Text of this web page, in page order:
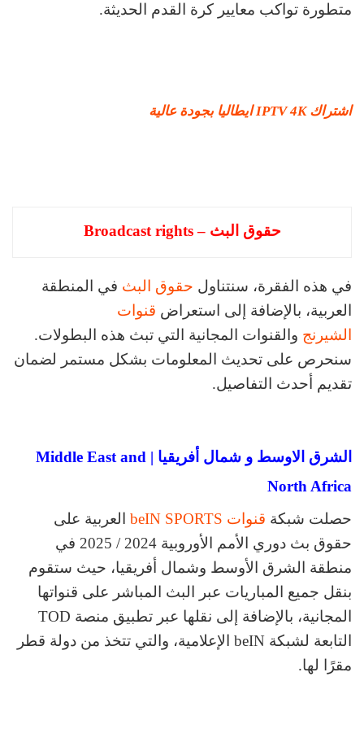
متطورة تواكب معايير كرة القدم الحديثة.
اشتراك IPTV 4K ايطاليا بجودة عالية
حقوق البث – Broadcast rights
في هذه الفقرة، سنتناول حقوق البث في المنطقة
العربية، بالإضافة إلى استعراض قنوات
الشيرنج والقنوات المجانية التي تبث هذه البطولات.
سنحرص على تحديث المعلومات بشكل مستمر لضمان
تقديم أحدث التفاصيل.
الشرق الاوسط و شمال أفريقيا | Middle East and
North Africa
حصلت شبكة قنوات beIN SPORTS
العربية على
حقوق بث دوري الأمم الأوروبية 2024 / 2025 في
منطقة الشرق الأوسط وشمال أفريقيا، حيث ستقوم
بنقل جميع المباريات عبر البث المباشر على قنواتها
المجانية، بالإضافة إلى نقلها عبر تطبيق منصة TOD
التابعة لشبكة beIN الإعلامية، والتي تتخذ من دولة قطر
مقرًا لها.